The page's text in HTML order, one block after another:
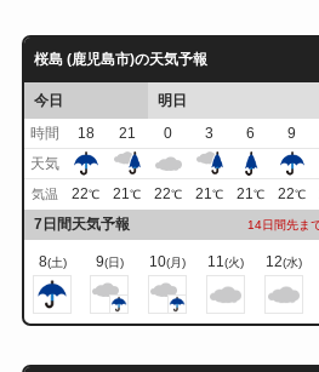
桜島 (鹿児島市)の天気予報
今日
明日
時間
18 21 0 3 6 9
天気
気温 22℃ 21℃ 22℃ 21℃ 21℃ 22℃
7日間天気予報 14日間先ま
8(土) 9(日) 10(月) 11(火) 12(水)